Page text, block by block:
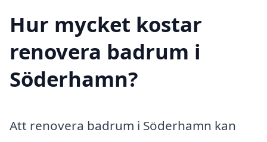
Hur mycket kostar
renovera badrum i
Söderhamn?
Att renovera badrum i Söderhamn kan